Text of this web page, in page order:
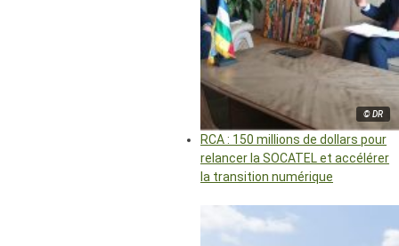
© DR
RCA : 150 millions de dollars pour
relancer la SOCATEL et accélérer
la transition numérique